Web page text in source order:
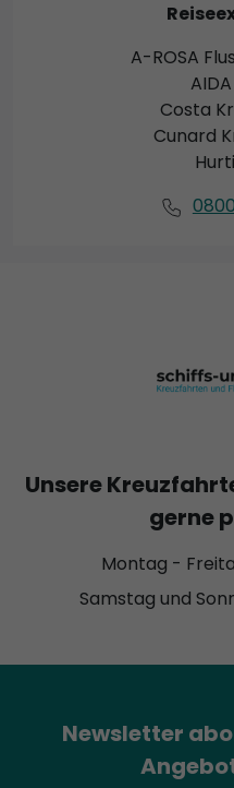
A-ROSA
Costa
Cunard
Unsere
gerne
Montag -
Samstag und
Newsletter